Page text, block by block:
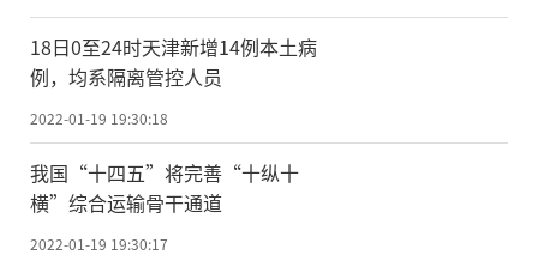
18日0至24时天津新增14例本土病
例，均系隔离管控人员
2022-01-19 19:30:18
我国“十四五”将完善“十纵十
横”综合运输骨干通道
2022-01-19 19:30:17